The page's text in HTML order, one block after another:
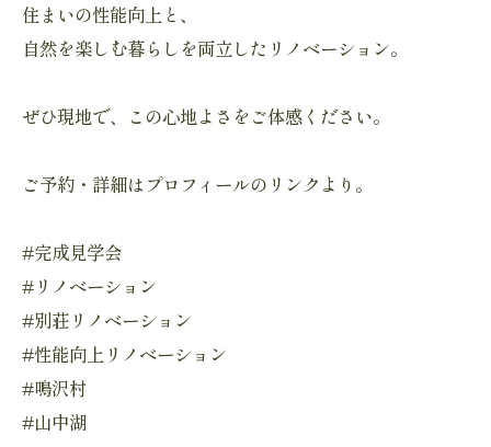
住まいの性能向上と、
自然を楽しむ暮らしを両立したリノベーション。
ぜひ現地で、この心地よさをご体感ください。
ご予約・詳細はプロフィールのリンクより。
#完成見学会
#リノベーション
#別荘リノベーション
#性能向上リノベーション
#鳴沢村
#山中湖